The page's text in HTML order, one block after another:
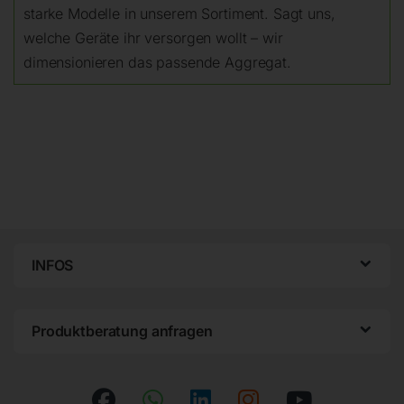
starke Modelle in unserem Sortiment. Sagt uns,
welche Geräte ihr versorgen wollt – wir
dimensionieren das passende Aggregat.
INFOS
Produktberatung anfragen